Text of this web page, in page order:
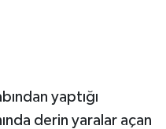
yaptığı
derin yaralar açan